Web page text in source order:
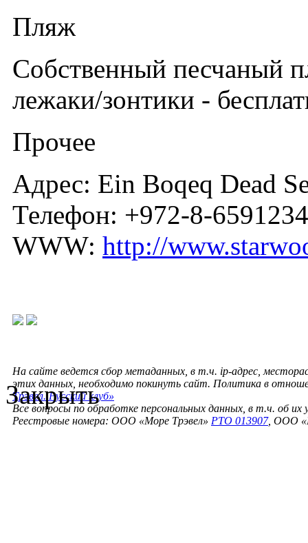
Пляж
Собственный песчаный
лежаки/зонтики -
Прочее
Адрес: Ein Boqeq Dead
Телефон: +972-8-6591234
WWW: http://
На сайте ведется сбор метаданных, в т.ч. ip-адрес,
этих данных, необходимо покинуть сайт. Политика в
Трэвел. Русский клуб»
Все вопросы по обработке персональных данных, в т.ч. об их
Реестровые номера: ООО «Море Трэвел» РТО 013907, ООО
Закрыть